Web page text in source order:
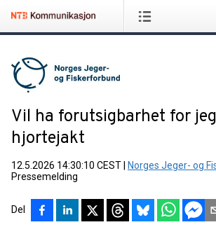
Vil ha forutsigbarhet for
hjortejakt
12.5.2026 14:30:10 CEST Norges Jeger- og
Pressemelding
Del